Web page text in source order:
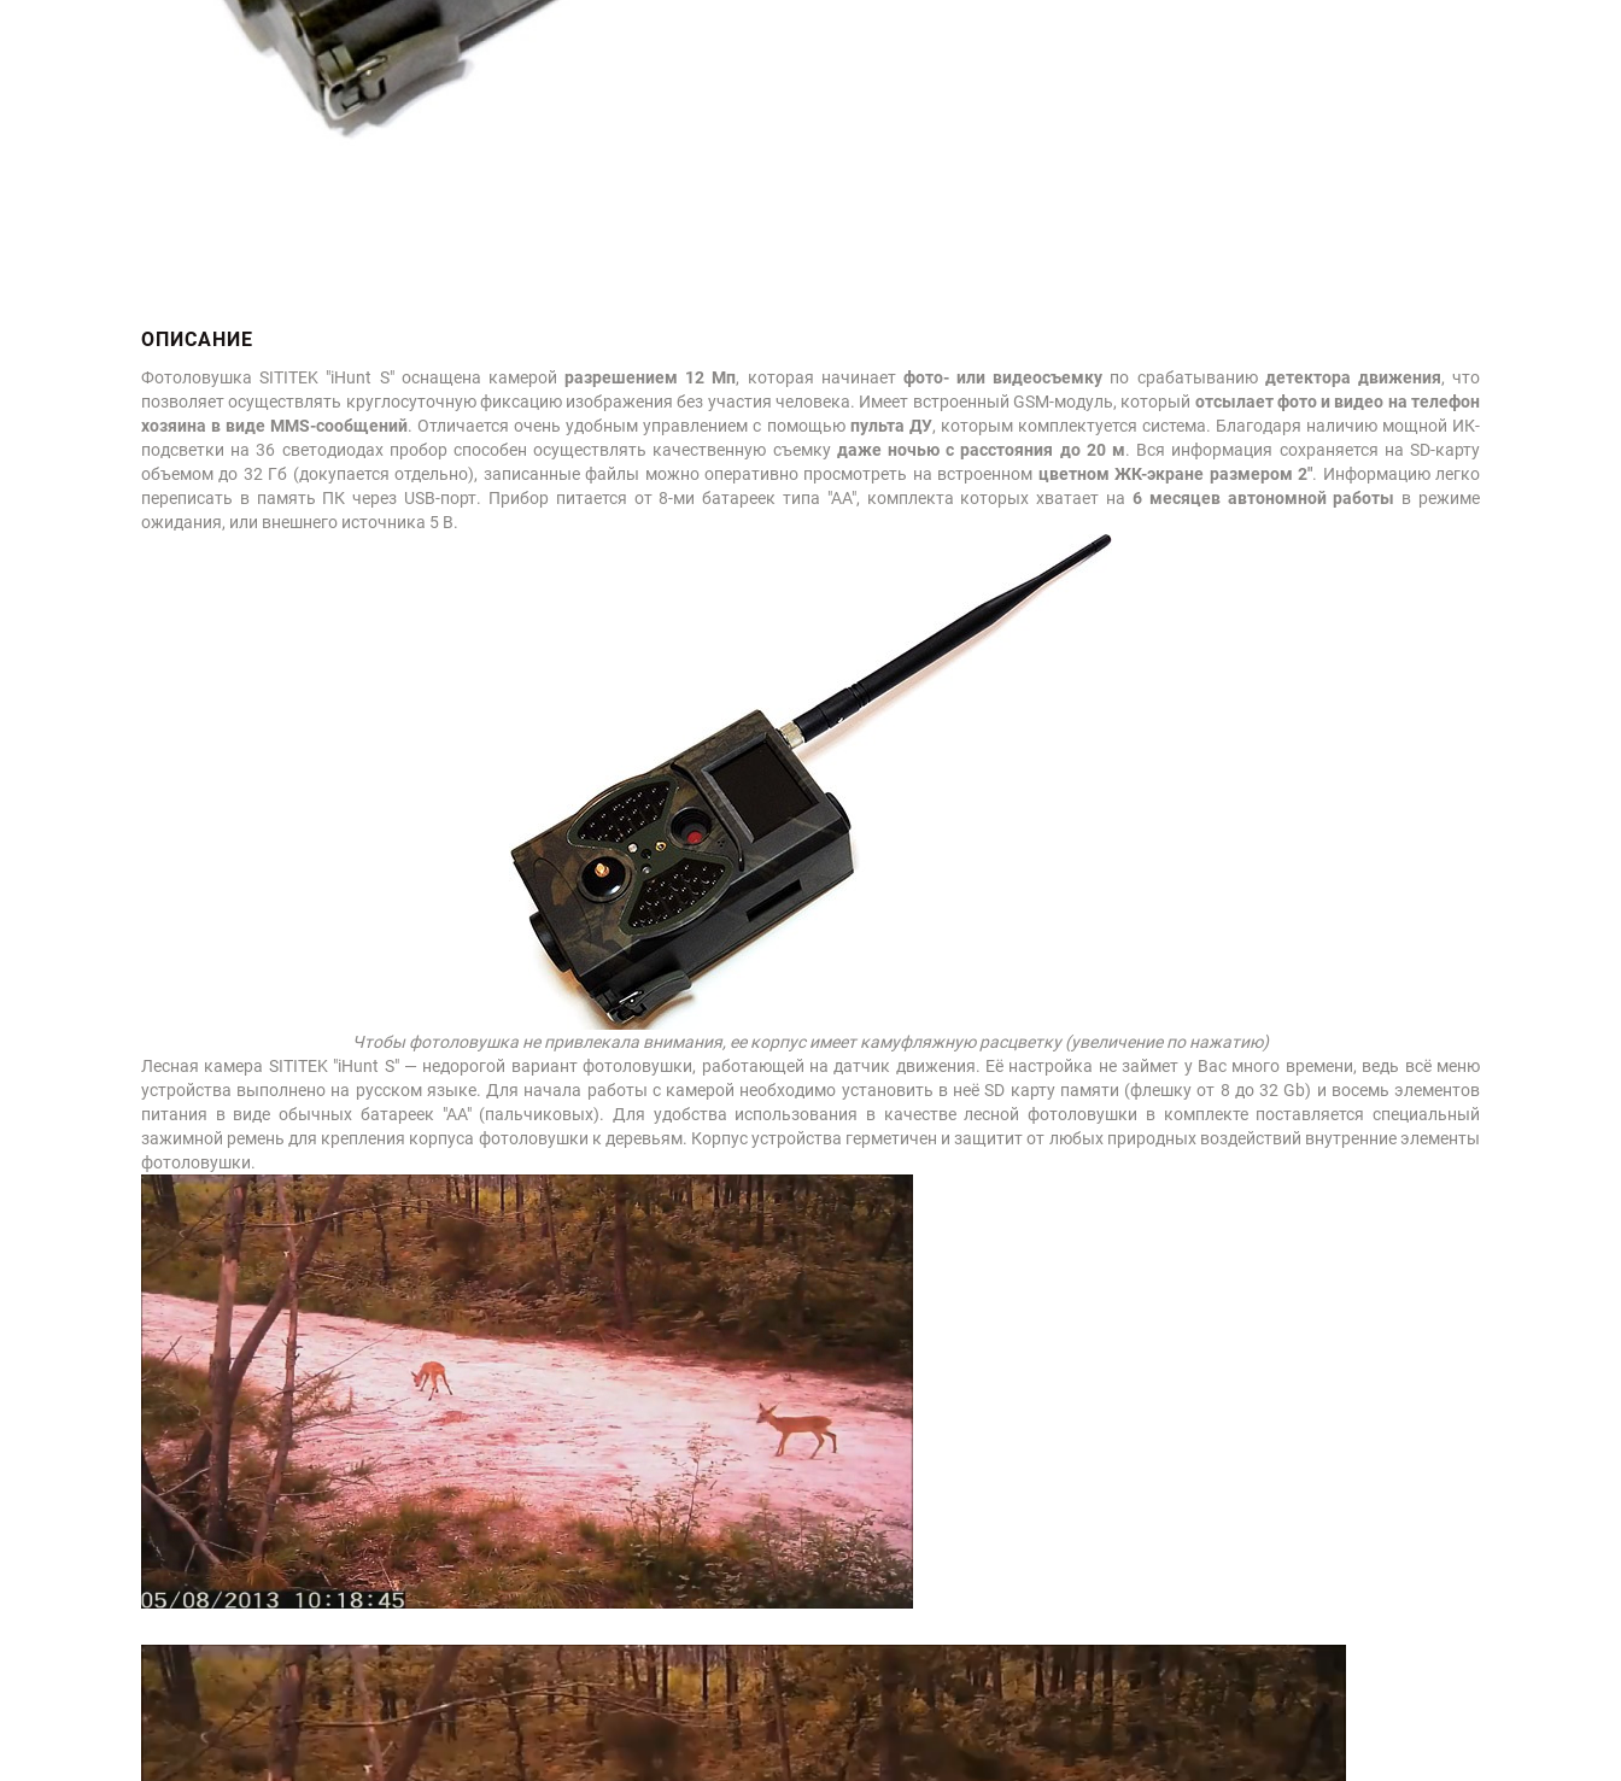
ОПИСАНИЕ
Фотоловушка SITITEK "iHunt S" оснащена камерой разрешением 12 Мп, которая начинает фото- или видеосъемку по срабатыванию детектора движения, что
позволяет осуществлять круглосуточную фиксацию изображения без участия человека. Имеет встроенный GSM-модуль, который отсылает фото и видео на телефон
хозяина в виде MMS-сообщений. Отличается очень удобным управлением с помощью пульта ДУ, которым комплектуется система. Благодаря наличию мощной ИК-
подсветки на 36 светодиодах пробор способен осуществлять качественную съемку даже ночью с расстояния до 20 м. Вся информация сохраняется на SD-карту
объемом до 32 Гб (докупается отдельно), записанные файлы можно оперативно просмотреть на встроенном цветном ЖК-экране размером 2". Информацию легко
переписать в память ПК через USB-порт. Прибор питается от 8-ми батареек типа "АА", комплекта которых хватает на 6 месяцев автономной работы в режиме
ожидания, или внешнего источника 5 В.
Чтобы фотоловушка не привлекала внимания, ее корпус имеет камуфляжную расцветку (увеличение по нажатию)
Лесная камера SITITEK "iHunt S" — недорогой вариант фотоловушки, работающей на датчик движения. Её настройка не займет у Вас много времени, ведь всё меню
устройства выполнено на русском языке. Для начала работы с камерой необходимо установить в неё SD карту памяти (флешку от 8 до 32 Gb) и восемь элементов
питания в виде обычных батареек "АА" (пальчиковых). Для удобства использования в качестве лесной фотоловушки в комплекте поставляется специальный
зажимной ремень для крепления корпуса фотоловушки к деревьям. Корпус устройства герметичен и защитит от любых природных воздействий внутренние элементы
фотоловушки.